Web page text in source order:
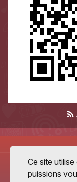
Ce site
puissions